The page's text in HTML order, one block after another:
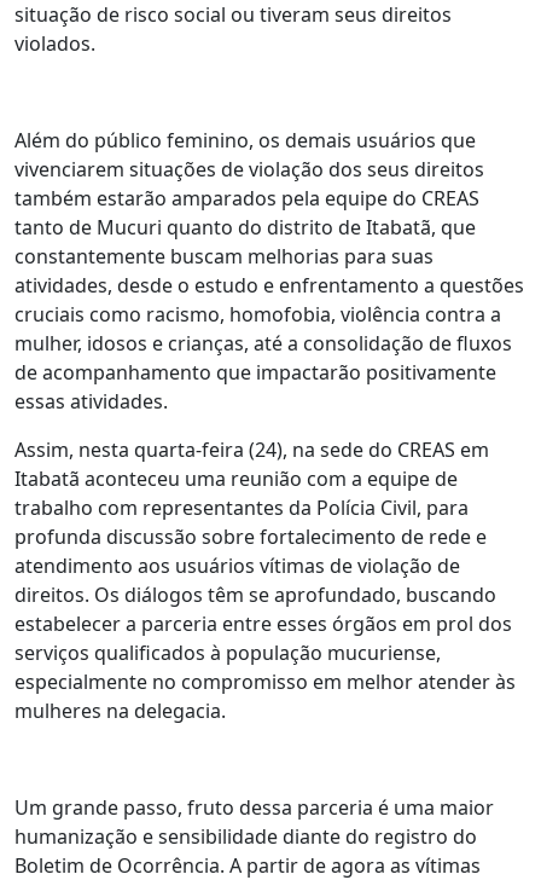
situação de risco social ou tiveram seus direitos
violados.
Além do público feminino, os demais usuários que
vivenciarem situações de violação dos seus direitos
também estarão amparados pela equipe do CREAS
tanto de Mucuri quanto do distrito de Itabatã, que
constantemente buscam melhorias para suas
atividades, desde o estudo e enfrentamento a questões
cruciais como racismo, homofobia, violência contra a
mulher, idosos e crianças, até a consolidação de fluxos
de acompanhamento que impactarão positivamente
essas atividades.
Assim, nesta quarta-feira (24), na sede do CREAS em
Itabatã aconteceu uma reunião com a equipe de
trabalho com representantes da Polícia Civil, para
profunda discussão sobre fortalecimento de rede e
atendimento aos usuários vítimas de violação de
direitos. Os diálogos têm se aprofundado, buscando
estabelecer a parceria entre esses órgãos em prol dos
serviços qualificados à população mucuriense,
especialmente no compromisso em melhor atender às
mulheres na delegacia.
Um grande passo, fruto dessa parceria é uma maior
humanização e sensibilidade diante do registro do
Boletim de Ocorrência. A partir de agora as vítimas